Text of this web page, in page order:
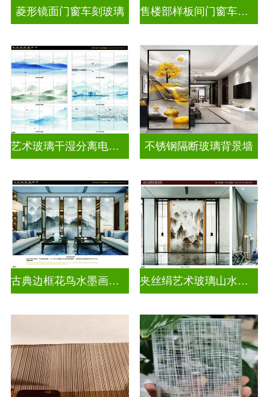
菱形镜面门窗车刻玻璃 售楼部样板间门窗车刻玻璃
艺术玻璃干湿分离电视玻璃背景墙 不锈钢隔断玻璃背景墙
古典边框花鸟水墨画玻璃 夹丝绢艺术玻璃山水画玻璃